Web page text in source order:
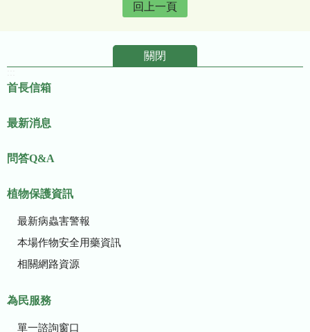
回上一頁
關閉
首長信箱
最新消息
問答Q&A
植物保護資訊
最新病蟲害警報
本場作物安全用藥資訊
相關網路資源
為民服務
單一諮詢窗口